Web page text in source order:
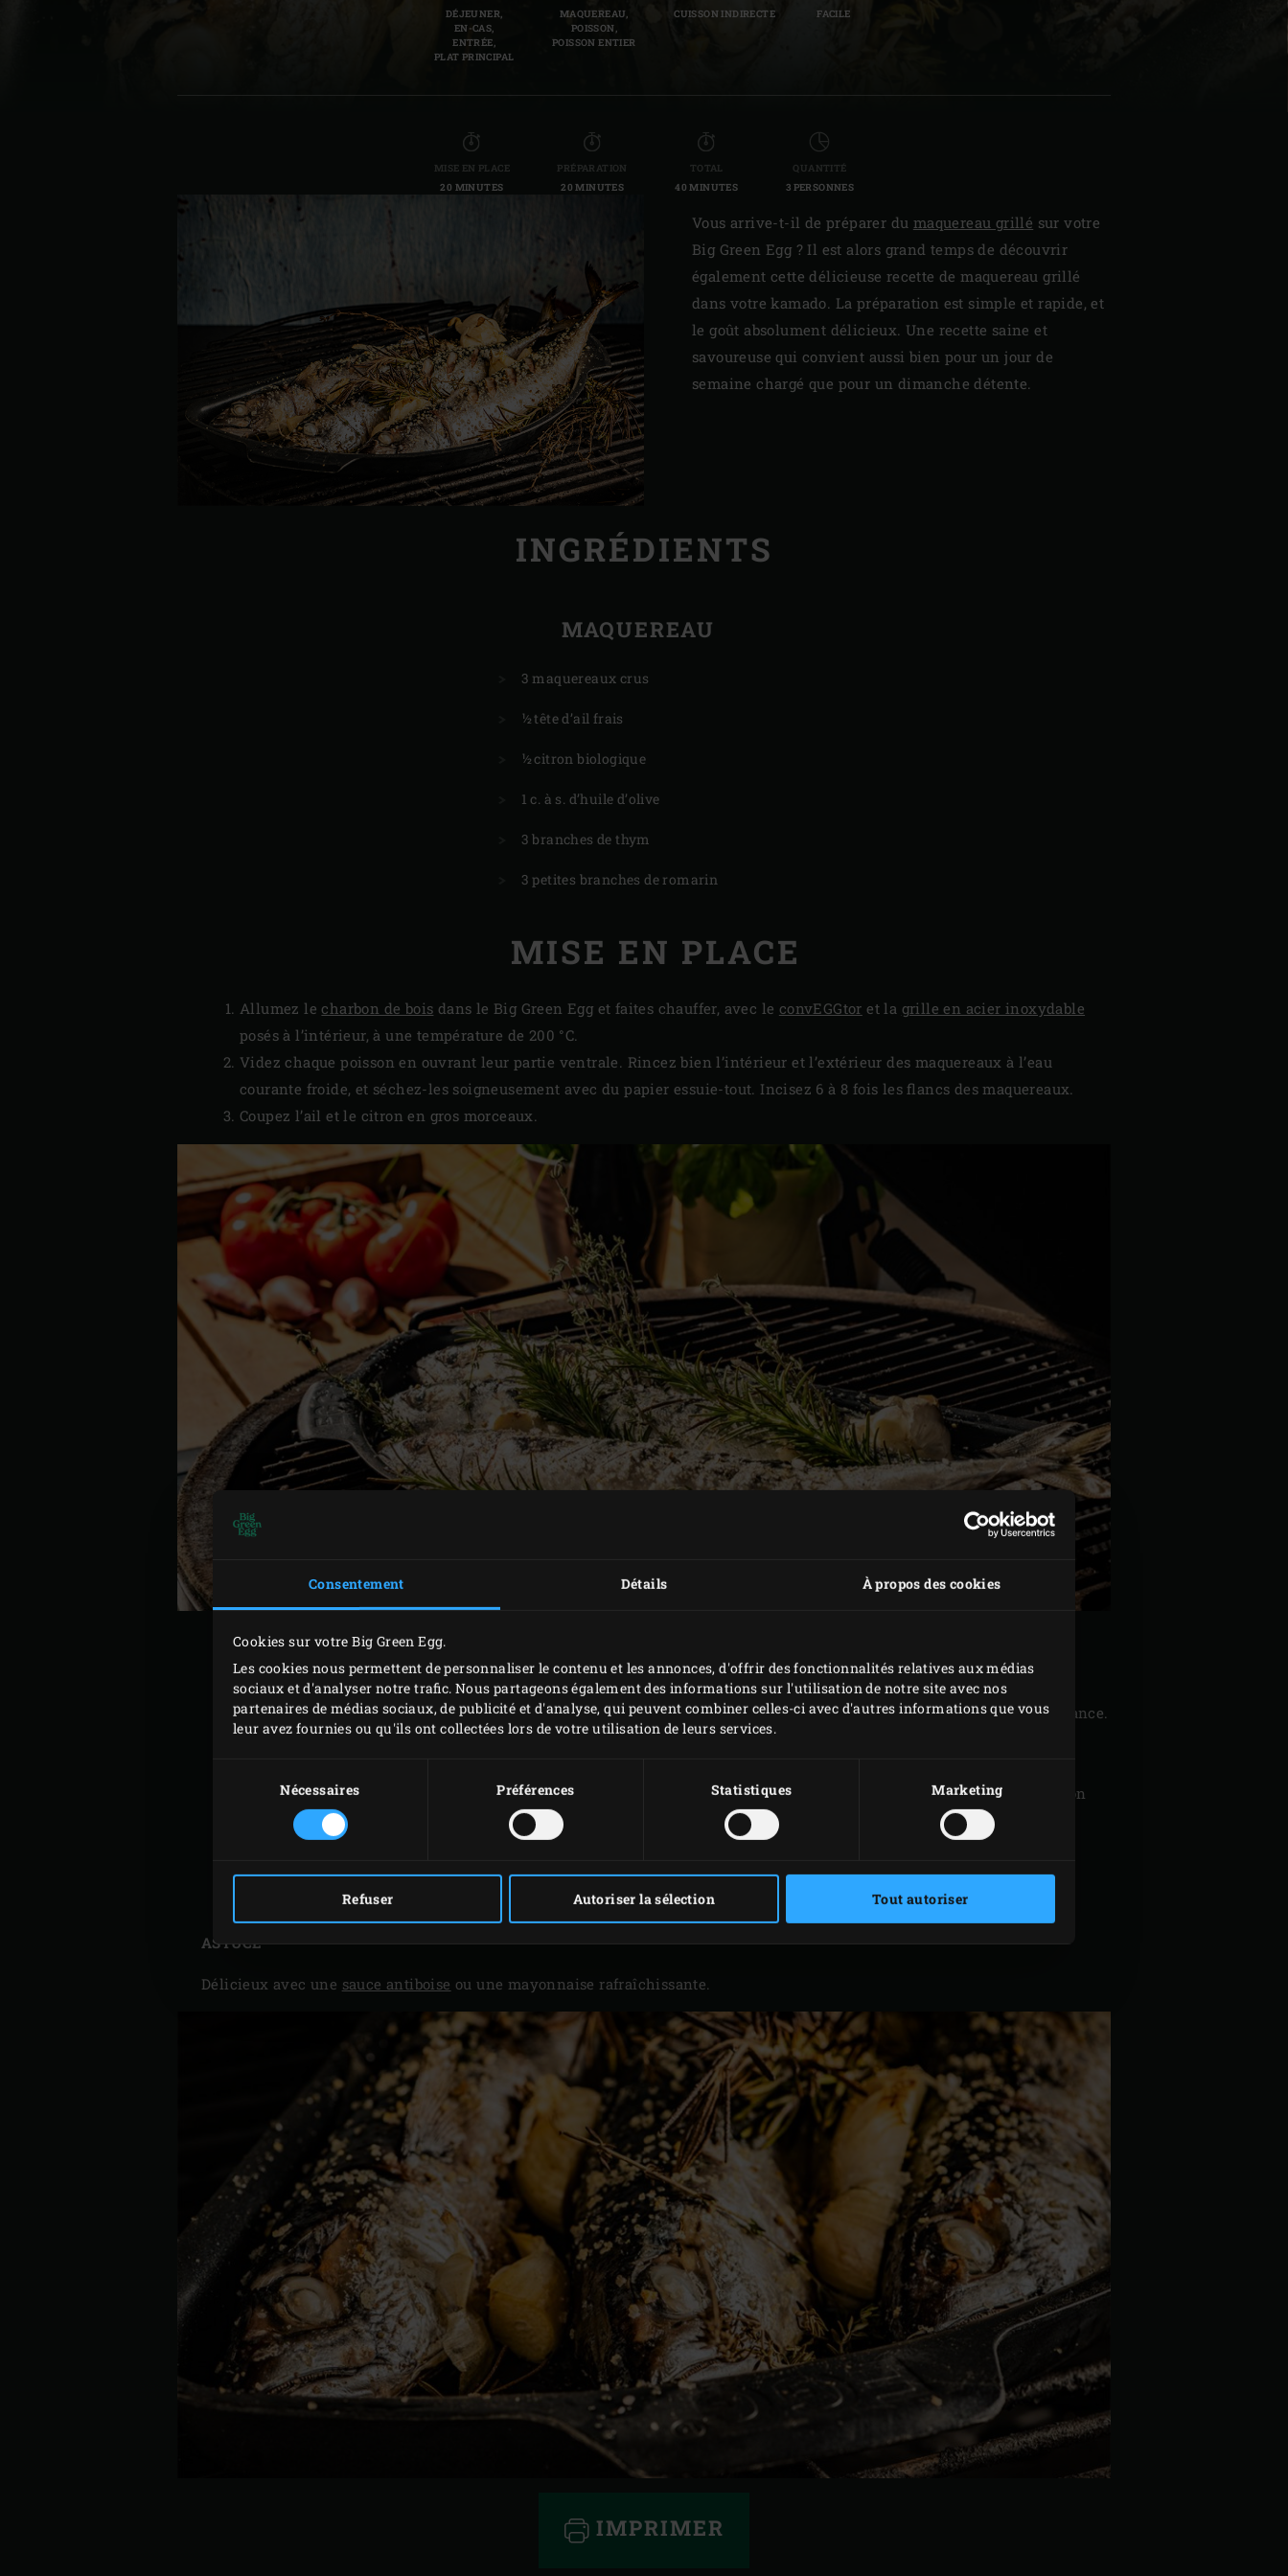
Consentement Détails À propos des cookies
Cookies sur votre Big Green Egg.
Les cookies nous permettent de personnaliser le contenu et les annonces, d'offrir des fonctionnalités relatives aux médias
sociaux et d'analyser notre trafic. Nous partageons également des informations sur l'utilisation de notre site avec nos
partenaires de médias sociaux, de publicité et d'analyse, qui peuvent combiner celles-ci avec d'autres informations que vous
leur avez fournies ou qu'ils ont collectées lors de votre utilisation de leurs services.
consentement
Nécessaires Préférences Statistiques Marketing
Refuser Autoriser la sélection Tout autoriser
Germany | Deutschland
Hungary | Magyarország
Switzerland (French) | Schweiz (Français)
Switzerland | Schweiz
Turkey | Türkiye
DÉJEUNER,
EN-CAS,
ENTRÉE,
PLAT PRINCIPAL
MAQUEREAU,
POISSON,
POISSON ENTIER
CUISSON INDIRECTE
FACILE
MISE EN PLACE
20 MINUTES
PRÉPARATION
20 MINUTES
TOTAL
40 MINUTES
QUANTITÉ
3 PERSONNES
Vous arrive-t-il de préparer du maquereau grillé sur votre
Big Green Egg ? Il est alors grand temps de découvrir
également cette délicieuse recette de maquereau grillé
dans votre kamado. La préparation est simple et rapide, et
le goût absolument délicieux. Une recette saine et
savoureuse qui convient aussi bien pour un jour de
semaine chargé que pour un dimanche détente.
INGRÉDIENTS
MAQUEREAU
3 maquereaux crus
½ tête d’ail frais
½ citron biologique
1 c. à s. d’huile d’olive
3 branches de thym
3 petites branches de romarin
MISE EN PLACE
Allumez le charbon de bois dans le Big Green Egg et faites chauffer, avec le convEGGtor et la grille en acier inoxydable
posés à l’intérieur, à une température de 200 °C.
Videz chaque poisson en ouvrant leur partie ventrale. Rincez bien l’intérieur et l’extérieur des maquereaux à l’eau
courante froide, et séchez-les soigneusement avec du papier essuie-tout. Incisez 6 à 8 fois les flancs des maquereaux.
Coupez l’ail et le citron en gros morceaux.
PRÉPARATION
Badigeonnez la peau des maquereaux avec l’huile d’olive, et saupoudrez de poivre blanc et de sel marin fin à convenance.
Posez les maquereaux sur lademi-plaque de cuisson perforéeet répartissez les brins de thym et de romarin, l’ail et le
Posez la plaque de cuisson perforée sur la grille de l’EGG et rabattez le couvercle. Faites griller les maquereaux environ
15 minutes jusqu’à ce que la température à cœur atteigne 65 °C. Vous pouvez contrôler cette température avec le
thermomètre à lecture instantanée
Retirez les maquereaux du Big Green Egg. Servez avec une garniture de votre choix ou utilisez les maquereaux pour
cuisiner un plat à votre convenance.
ASTUCE
Délicieux avec une sauce antiboise ou une mayonnaise rafraîchissante.
IMPRIMER